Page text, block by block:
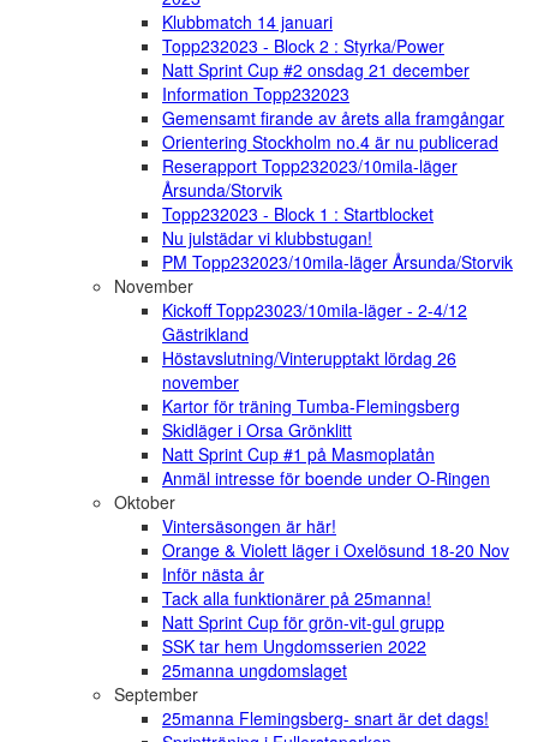
Klubbmatch 14 januari
Topp232023 - Block 2 : Styrka/Power
Natt Sprint Cup #2 onsdag 21 december
Information Topp232023
Gemensamt firande av årets alla framgångar
Orientering Stockholm no.4 är nu publicerad
Reserapport Topp232023/10mila-läger
Årsunda/Storvik
Topp232023 - Block 1 : Startblocket
Nu julstädar vi klubbstugan!
PM Topp232023/10mila-läger Årsunda/Storvik
November
Kickoff Topp23023/10mila-läger - 2-4/12
Gästrikland
Höstavslutning/Vinterupptakt lördag 26
november
Kartor för träning Tumba-Flemingsberg
Skidläger i Orsa Grönklitt
Natt Sprint Cup #1 på Masmoplatån
Anmäl intresse för boende under O-Ringen
Oktober
Vintersäsongen är här!
Orange & Violett läger i Oxelösund 18-20 Nov
Inför nästa år
Tack alla funktionärer på 25manna!
Natt Sprint Cup för grön-vit-gul grupp
SSK tar hem Ungdomsserien 2022
25manna ungdomslaget
September
25manna Flemingsberg- snart är det dags!